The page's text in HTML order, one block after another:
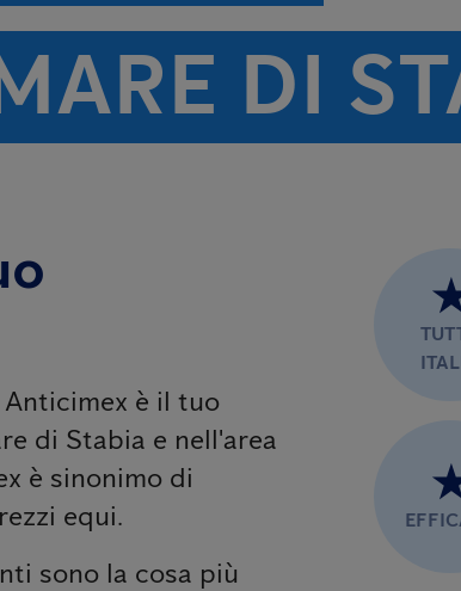
DI
è il tuo
di Stabia e nell'area
è sinonimo di
equi.
sono la cosa più